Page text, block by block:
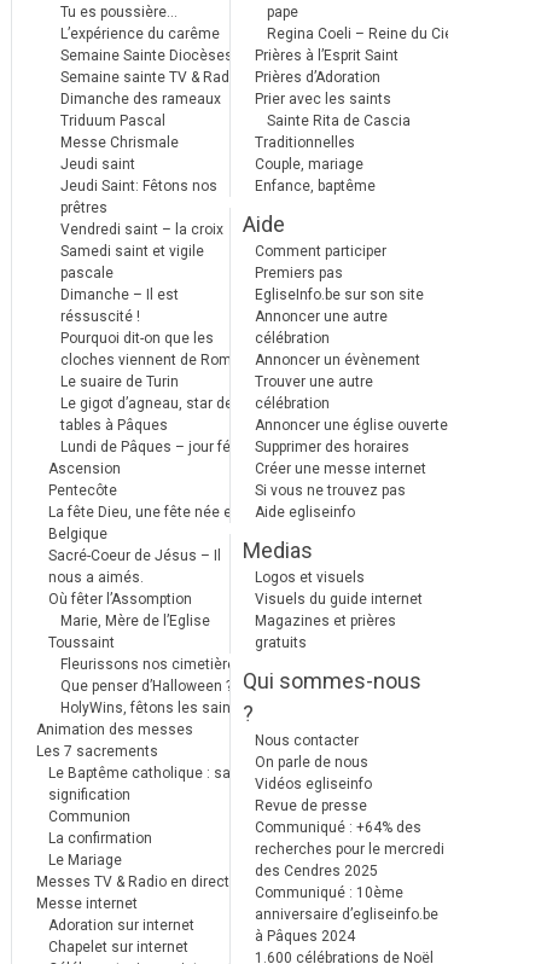
Tu es poussière…
L’expérience du carême
Semaine Sainte Diocèses
Semaine sainte TV & Radio
Dimanche des rameaux
Triduum Pascal
Messe Chrismale
Jeudi saint
Jeudi Saint: Fêtons nos
prêtres
Vendredi saint – la croix
Samedi saint et vigile
pascale
Dimanche – Il est
réssuscité !
Pourquoi dit-on que les
cloches viennent de Rome ?
Le suaire de Turin
Le gigot d’agneau, star des
tables à Pâques
Lundi de Pâques – jour férié
Ascension
Pentecôte
La fête Dieu, une fête née en
Belgique
Sacré-Coeur de Jésus – Il
nous a aimés.
Où fêter l’Assomption
Marie, Mère de l’Eglise
Toussaint
Fleurissons nos cimetières
Que penser d’Halloween ?
HolyWins, fêtons les saints !
Animation des messes
Les 7 sacrements
Le Baptême catholique : sa
signification
Communion
La confirmation
Le Mariage
Messes TV & Radio en direct
Messe internet
Adoration sur internet
Chapelet sur internet
pape
Regina Coeli – Reine du Ciel
Prières à l’Esprit Saint
Prières d’Adoration
Prier avec les saints
Sainte Rita de Cascia
Traditionnelles
Couple, mariage
Enfance, baptême
Aide
Comment participer
Premiers pas
EgliseInfo.be sur son site
Annoncer une autre
célébration
Annoncer un évènement
Trouver une autre
célébration
Annoncer une église ouverte
Supprimer des horaires
Créer une messe internet
Si vous ne trouvez pas
Aide egliseinfo
Medias
Logos et visuels
Visuels du guide internet
Magazines et prières
gratuits
Qui sommes-nous
?
Nous contacter
On parle de nous
Vidéos egliseinfo
Revue de presse
Communiqué : +64% des
recherches pour le mercredi
des Cendres 2025
Communiqué : 10ème
anniversaire d’egliseinfo.be
à Pâques 2024
1.600 célébrations de Noël